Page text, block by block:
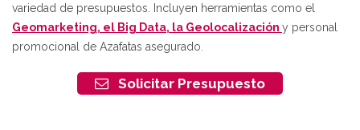
variedad de presupuestos. Incluyen herramientas como el
Geomarketing, el Big Data, la Geolocalización y personal
promocional de Azafatas asegurado.
Solicitar Presupuesto